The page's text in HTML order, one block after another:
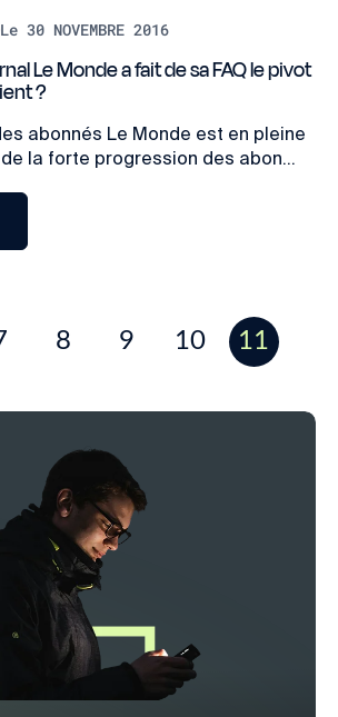
Le 30 NOVEMBRE 2016
Le Monde a fait de sa FAQ le pivot
?
abonnés Le Monde est en pleine
la forte progression des abon...
8 9 10 11